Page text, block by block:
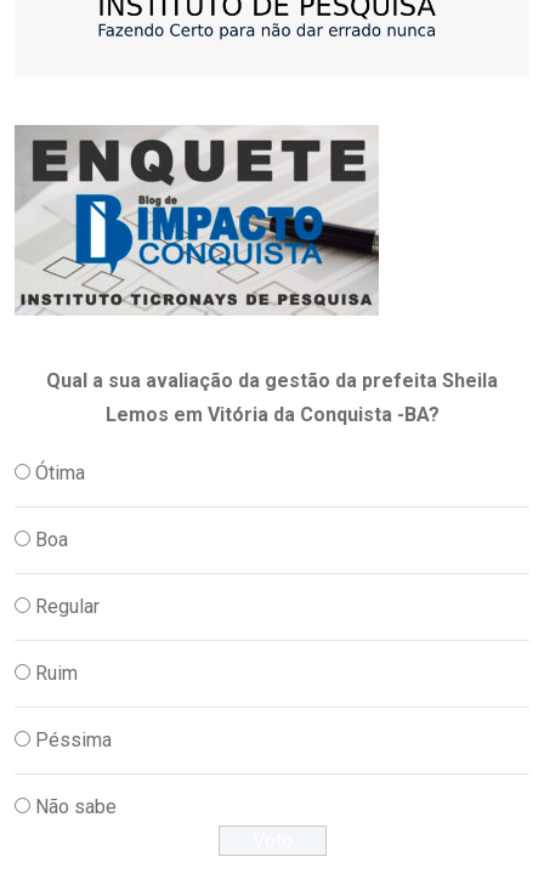
Qual a sua avaliação da gestão da prefeita Sheila
Lemos em Vitória da Conquista -BA?
Ótima
Boa
Regular
Ruim
Péssima
Não sabe